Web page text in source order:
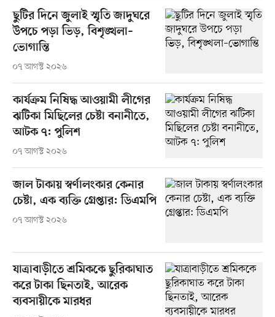
ছুটির দিনে জুলাই স্মৃতি জাদুঘরে
উপচে পড়া ভিড়, বিশৃঙ্খলা–
ভোগান্তি
০৭ আগস্ট ২০২৬
কার্যক্রম নিষিদ্ধ আওয়ামী লীগের
ঝটিকা মিছিলের চেষ্টা বনানীতে,
আটক ৭: পুলিশ
০৭ আগস্ট ২০২৬
জাল টাকায় স্বর্ণালংকার কেনার
চেষ্টা, এক ব্যক্তি গ্রেপ্তার: ডিএমপি
০৭ আগস্ট ২০২৬
যাত্রাবাড়ীতে শ্রমিককে ছুরিকাঘাত
করে টাকা ছিনতাই, আরেক
ব্যবসায়ীকে মারধর